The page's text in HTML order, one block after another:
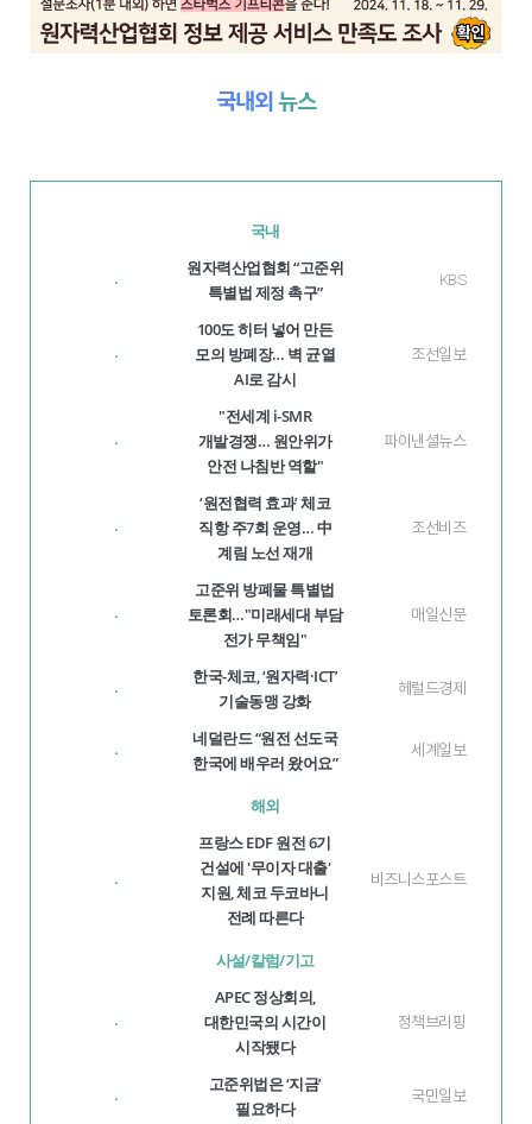
국내외 뉴스
국내
·
원자력산업협회 “고준위
특별법 제정 촉구”
KBS
·
100도 히터 넣어 만든
모의 방폐장… 벽 균열
AI로 감시
조선일보
·
"전세계 i-SMR
개발경쟁… 원안위가
안전 나침반 역할"
파이낸셜뉴스
·
‘원전협력 효과’ 체코
직항 주7회 운영… 中
계림 노선 재개
조선비즈
·
고준위 방폐물 특별법
토론회…"미래세대 부담
전가 무책임"
매일신문
·
한국-체코, ‘원자력·ICT’
기술동맹 강화
헤럴드경제
·
네덜란드 “원전 선도국
한국에 배우러 왔어요”
세계일보
해외
·
프랑스 EDF 원전 6기
건설에 '무이자 대출'
지원, 체코 두코바니
전례 따른다
비즈니스포스트
사설/칼럼/기고
·
APEC 정상회의,
대한민국의 시간이
시작됐다
정책브리핑
·
고준위법은 ‘지금’
필요하다
국민일보